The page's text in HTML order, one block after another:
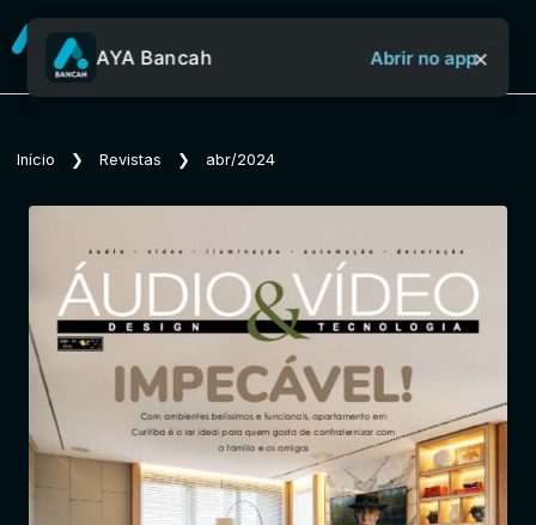
Sobre o Aya Bancah
Revistas
Jornais
Notícias
AYA Bancah Abrir no app×
Início ❯ Revistas ❯ abr/2024